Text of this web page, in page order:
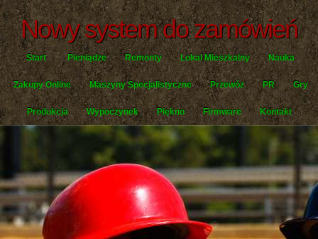
Nowy system do zamówień
Start Pieniądze Remonty Lokal Mieszkalny Nauka
Zakupy Online Maszyny Specjalistyczne Przewóz PR Gry
Produkcja Wypoczynek Piękno Firmware Kontakt